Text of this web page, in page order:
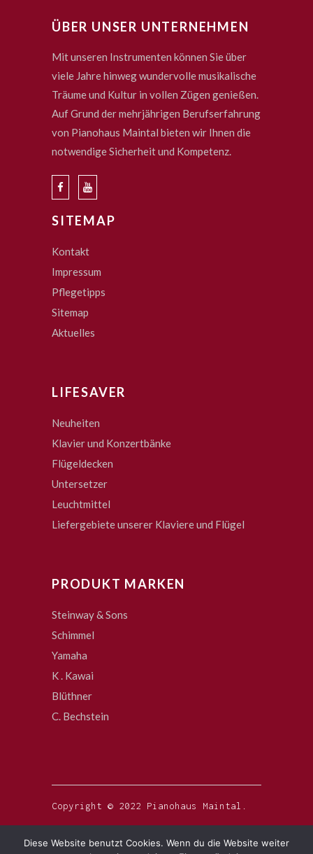
ÜBER UNSER UNTERNEHMEN
Mit unseren Instrumenten können Sie über
viele Jahre hinweg wundervolle musikalische
Träume und Kultur in vollen Zügen genießen.
Auf Grund der mehrjährigen Berufserfahrung
von Pianohaus Maintal bieten wir Ihnen die
notwendige Sicherheit und Kompetenz.
SITEMAP
Kontakt
Impressum
Pflegetipps
Sitemap
Aktuelles
LIFESAVER
Neuheiten
Klavier und Konzertbänke
Flügeldecken
Untersetzer
Leuchtmittel
Liefergebiete unserer Klaviere und Flügel
PRODUKT MARKEN
Steinway & Sons
Schimmel
Yamaha
K . Kawai
Blüthner
C. Bechstein
Copyright © 2022 Pianohaus Maintal.
Diese Website benutzt Cookies. Wenn du die Website weiter